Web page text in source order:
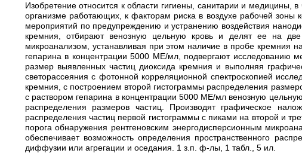
Изобретение относится к области гигиены, санитарии и медицины,
организме работающих, к факторам риска в воздухе рабочей зоны
мероприятий по предупреждению и устранению воздействия
кремния, отбирают венозную цельную кровь и делят ее на
микроанализом, устанавливая при этом наличие в пробе
гепарина в концентрации 5000 МЕ/мл, подвергают исследованию
размер выявленных частиц диоксида кремния и выполняя
светорассеяния с фотонной корреляционной спектроскопией
кремния, с построением второй гистограммы распределения
с раствором гепарина в концентрации 5000 МЕ/мл венозную
распределения размеров частиц. Производят графическое
распределения частиц первой гистограммы с пиками на второй и
порога обнаружения рентгеновским энергодисперсионным
обеспечивает возможность определения пространственного
диффузии или агрегации и оседания. 1 з.п. ф-лы, 1 табл., 5 ил.